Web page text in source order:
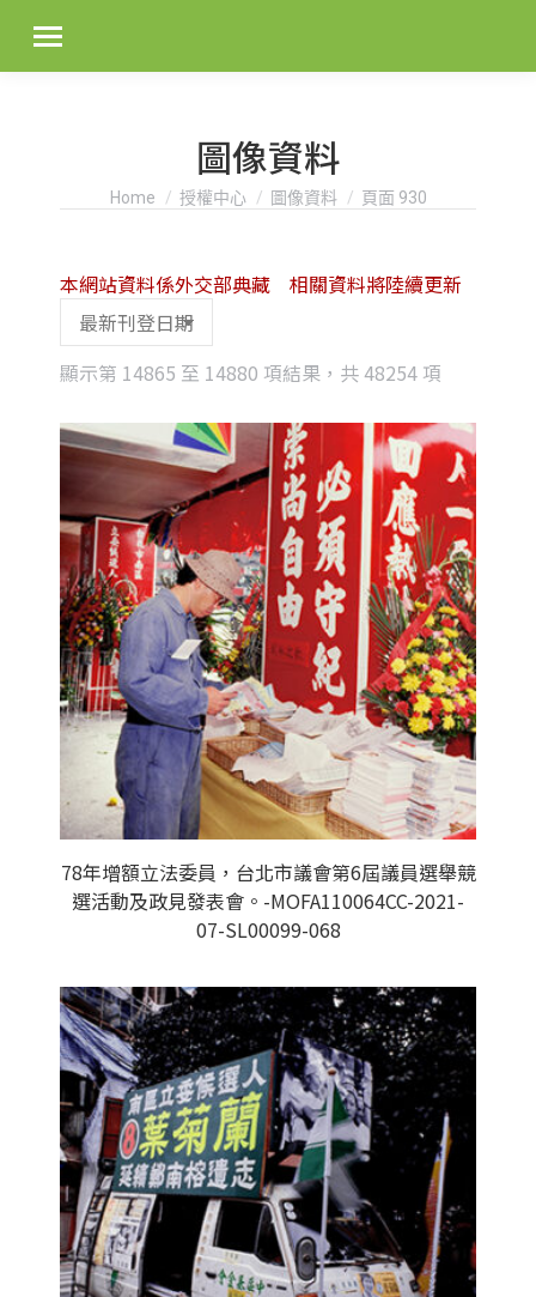
圖像資料
You are here:
Home 授權中心 圖像資料 頁面 930
顯示第 14865 至 14880 項結果，共 48254 項
latest
本網站資料係外交部典藏 相關資料將陸續更新
78年增額立法委員，台北市議會第6屆議員選舉競
選活動及政見發表會。-MOFA110064CC-2021-
07-SL00099-068